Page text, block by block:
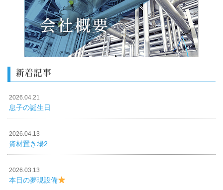
新着記事
2026.04.21
息子の誕生日
2026.04.13
資材置き場2
2026.03.13
本日の夢現設備